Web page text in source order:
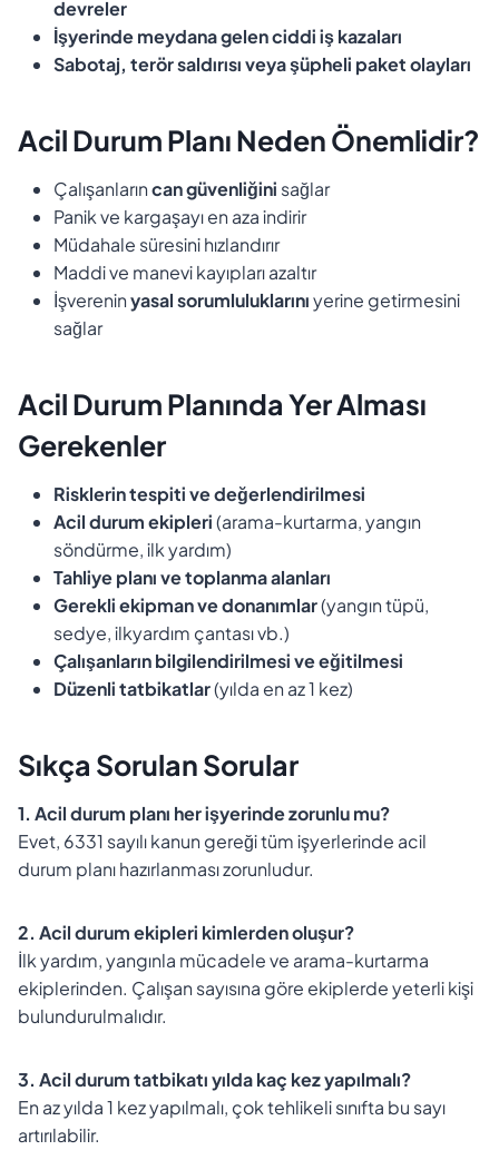
devreler
İşyerinde meydana gelen ciddi iş kazaları
Sabotaj, terör saldırısı veya şüpheli paket olayları
Acil Durum Planı Neden Önemlidir?
Çalışanlarıncan güvenliğini sağlar
Panik ve kargaşayı en aza indirir
Müdahale süresini hızlandırır
Maddi ve manevi kayıpları azaltır
İşvereninyasal sorumluluklarınıyerine getirmesini
sağlar
Acil Durum Planında Yer Alması
Gerekenler
Risklerin tespiti ve değerlendirilmesi
Acil durum ekipleri(arama-kurtarma, yangın
söndürme, ilk yardım)
Tahliye planı ve toplanma alanları
Gerekli ekipman ve donanımlar(yangın tüpü,
sedye, ilkyardım çantası vb.)
Çalışanların bilgilendirilmesi ve eğitilmesi
Düzenli tatbikatlar(yılda en az 1 kez)
Sıkça Sorulan Sorular
1. Acil durum planı her işyerinde zorunlu mu?
Evet, 6331 sayılı kanun gereği tüm işyerlerinde acil
durum planı hazırlanması zorunludur.
2. Acil durum ekipleri kimlerden oluşur?
İlk yardım, yangınla mücadele ve arama-kurtarma
ekiplerinden. Çalışan sayısına göre ekiplerde yeterli kişi
bulundurulmalıdır.
3. Acil durum tatbikatı yılda kaç kez yapılmalı?
En az yılda 1 kez yapılmalı, çok tehlikeli sınıfta bu sayı
artırılabilir.